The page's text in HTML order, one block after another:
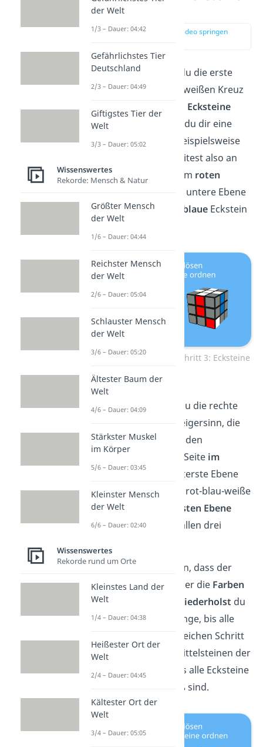
ordnen
zur Stelle im Video springen
Jetzt vervollständigst du die erste
Ebene, indem du zum weißen Kreuz
weißen Ecksteine
ordnest. Dafür suchst du dir eine
Würfelseite aus, wie beispielsweise
die rote Seite. Du arbeitest also an
der Würfelseite mit dem roten
. Drehe die untere Ebene
so, dass derrot-weiß-blaue Eckstein
Zauberwürfel lösen — Schritt 3: Ecksteine
Als Nächstes rotierst du die rechte
den Uhrzeigersinn, die
unterste Ebenegegen
den
Uhrzeigersinn, rechte Seite im
Uhrzeigersinn und unterste Ebene
imUhrzeigersinn. Der rot-blau-weiße
Stein ist jetzt in der
ersten Ebene
und passt farblich zu allen drei
Es kann auch passieren, dass der
Stein zwar obenist, aber die Farben
verdreht
wiederholst du
den Algorithmus so lange, bis alle
Farben passen. Den gleichen Schritt
wendest du bei den Mittelsteinen der
anderen Farben an, bis alle Ecksteine
weißsind.
der Welt
1/3 – Dauer: 04:42
Gefährlichstes Tier
Deutschland
2/3 – Dauer: 04:49
Giftigstes Tier der
Welt
3/3 – Dauer: 05:02
Wissenswertes
Rekorde: Mensch & Natur
Größter Mensch
der Welt
1/6 – Dauer: 04:44
Reichster Mensch
der Welt
2/6 – Dauer: 05:04
Schlauster Mensch
der Welt
3/6 – Dauer: 05:20
Ältester Baum der
Welt
4/6 – Dauer: 04:09
Stärkster Muskel
im Körper
5/6 – Dauer: 03:45
Kleinster Mensch
der Welt
6/6 – Dauer: 02:40
Wissenswertes
Rekorde rund um Orte
Kleinstes Land der
Welt
1/4 – Dauer: 04:38
Heißester Ort der
Welt
2/4 – Dauer: 04:45
Kältester Ort der
Welt
3/4 – Dauer: 05:05